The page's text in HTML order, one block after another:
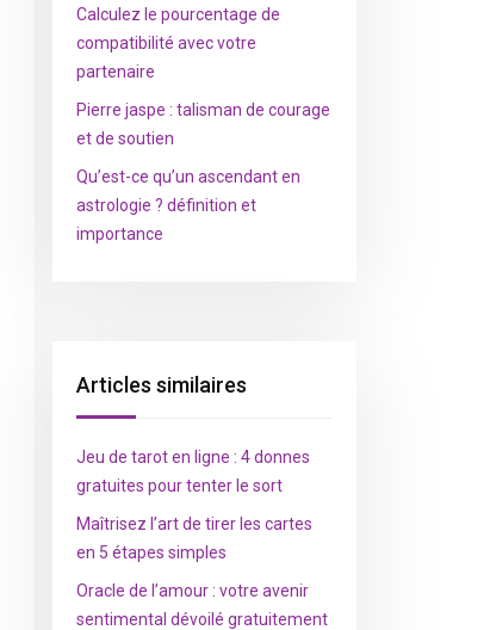
Calculez le pourcentage de
compatibilité avec votre
partenaire
Pierre jaspe : talisman de courage
et de soutien
Qu’est-ce qu’un ascendant en
astrologie ? définition et
importance
Articles similaires
Jeu de tarot en ligne : 4 donnes
gratuites pour tenter le sort
Maîtrisez l’art de tirer les cartes
en 5 étapes simples
Oracle de l’amour : votre avenir
sentimental dévoilé gratuitement